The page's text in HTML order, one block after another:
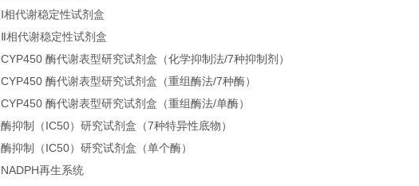
Ⅰ相代谢稳定性试剂盒
Ⅱ相代谢稳定性试剂盒
CYP450 酶代谢表型研究试剂盒（化学抑制法/7种抑制剂）
CYP450 酶代谢表型研究试剂盒（重组酶法/7种酶）
CYP450 酶代谢表型研究试剂盒（重组酶法/单酶）
酶抑制（IC50）研究试剂盒（7种特异性底物）
酶抑制（IC50）研究试剂盒（单个酶）
NADPH再生系统